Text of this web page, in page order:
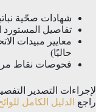
شهادات صحّية
تفاصيل المستورد
معايير مبيدات
حاليًا)
فحوصات نقاط
لإجراءات التصدير
راجع الدليل الكامل